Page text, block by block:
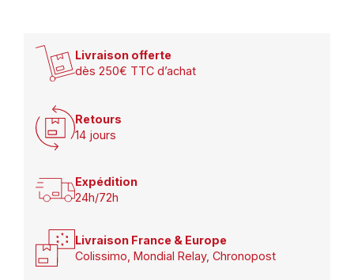
Livraison offerte
dès 250€ TTC d’achat
Retours
14 jours
Expédition
24h/72h
Livraison France & Europe
Colissimo, Mondial Relay, Chronopost